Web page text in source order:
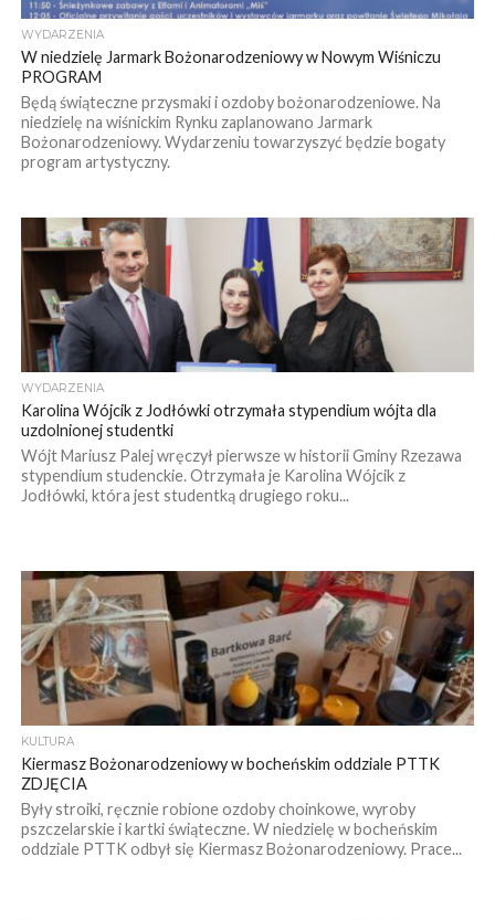
WYDARZENIA
W niedzielę Jarmark Bożonarodzeniowy w Nowym Wiśniczu
PROGRAM
Będą świąteczne przysmaki i ozdoby bożonarodzeniowe. Na
niedzielę na wiśnickim Rynku zaplanowano Jarmark
Bożonarodzeniowy. Wydarzeniu towarzyszyć będzie bogaty
program artystyczny.
WYDARZENIA
Karolina Wójcik z Jodłówki otrzymała stypendium wójta dla
uzdolnionej studentki
Wójt Mariusz Palej wręczył pierwsze w historii Gminy Rzezawa
stypendium studenckie. Otrzymała je Karolina Wójcik z
Jodłówki, która jest studentką drugiego roku...
KULTURA
Kiermasz Bożonarodzeniowy w bocheńskim oddziale PTTK
ZDJĘCIA
Były stroiki, ręcznie robione ozdoby choinkowe, wyroby
pszczelarskie i kartki świąteczne. W niedzielę w bocheńskim
oddziale PTTK odbył się Kiermasz Bożonarodzeniowy. Prace...